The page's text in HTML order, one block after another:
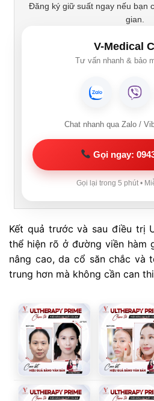
Đăng ký giữ suất ngay nếu bạn
gian.
V-Medical
Tư vấn nhanh & bảo
Chat nhanh qua Zalo /
Gọi ngay:
Gọi lại trong 5 phút •
Kết quả trước và sau điều trị
thể hiện rõ ở đường viền hàm
nâng cao, da cổ săn chắc và
trung hơn mà không cần can